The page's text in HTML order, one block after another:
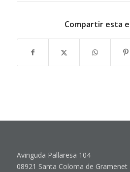
Compartir esta
Avinguda Pallaresa 104
08921 Santa Coloma de Gramenet